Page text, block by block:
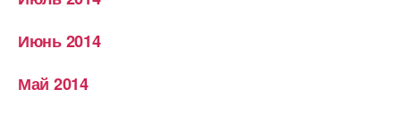
Июнь 2014
Май 2014